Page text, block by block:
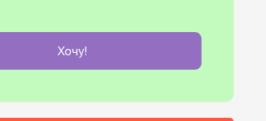
Хочу!